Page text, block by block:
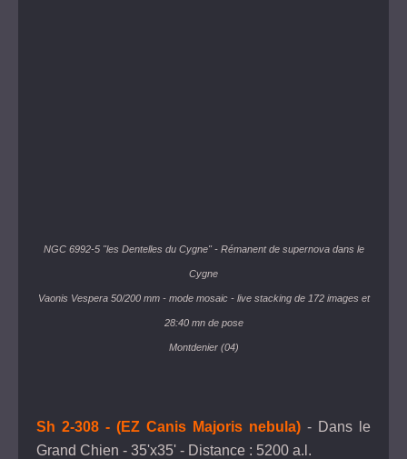
NGC 6992-5 "les Dentelles du Cygne" - Rémanent de supernova dans le
Cygne
Vaonis Vespera 50/200 mm - mode mosaic - live stacking de 172 images et
28:40 mn de pose
Montdenier (04)
Sh 2-308 - (EZ Canis Majoris nebula) - Dans le
Grand Chien - 35'x35' - Distance : 5200 a.l.